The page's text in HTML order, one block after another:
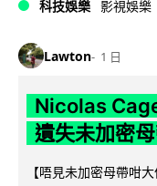
科技娛樂 影視娛樂
Lawton 1 日
Nicolas
遺失未加密
【唔見未加密母帶咁